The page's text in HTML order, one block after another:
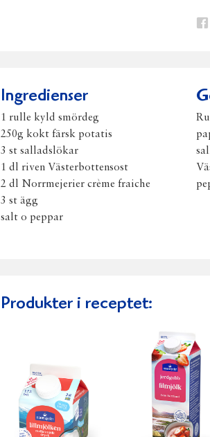
Ingredienser
1 rulle kyld smördeg
250g kokt färsk potatis
3 st salladslökar
1 dl riven Västerbottensost
2 dl Norrmejerier crème fraiche
3 st ägg
salt o peppar
Produkter i receptet: